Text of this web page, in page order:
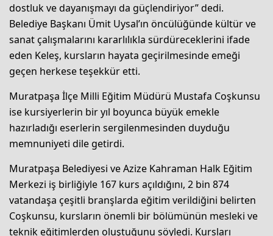
dostluk ve dayanışmayı da güçlendiriyor” dedi.
Belediye Başkanı Ümit Uysal’ın öncülüğünde kültür ve
sanat çalışmalarını kararlılıkla sürdüreceklerini ifade
eden Keleş, kursların hayata geçirilmesinde emeği
geçen herkese teşekkür etti.
Muratpaşa İlçe Milli Eğitim Müdürü Mustafa Coşkunsu
ise kursiyerlerin bir yıl boyunca büyük emekle
hazırladığı eserlerin sergilenmesinden duyduğu
memnuniyeti dile getirdi.
Muratpaşa Belediyesi ve Azize Kahraman Halk Eğitim
Merkezi iş birliğiyle 167 kurs açıldığını, 2 bin 874
vatandaşa çeşitli branşlarda eğitim verildiğini belirten
Coşkunsu, kursların önemli bir bölümünün mesleki ve
teknik eğitimlerden oluştuğunu söyledi. Kursları